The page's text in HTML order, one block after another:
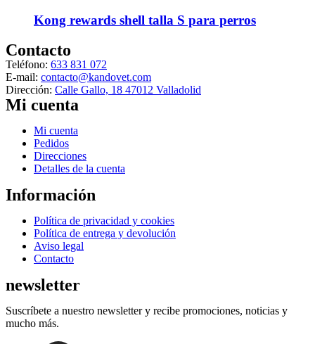
la
producto
Kong rewards shell talla S para perros
Contacto
Teléfono: 633 831 072
E-mail: contacto@kandovet.com
Dirección: Calle Gallo, 18 47012 Valladolid
Mi cuenta
Menú
Mi cuenta
Pedidos
Direcciones
Detalles de la cuenta
Información
Menú
Política de privacidad y cookies
Política de entrega y devolución
Aviso legal
Contacto
newsletter
Suscríbete a nuestro newsletter y recibe promociones, noticias y
mucho más.